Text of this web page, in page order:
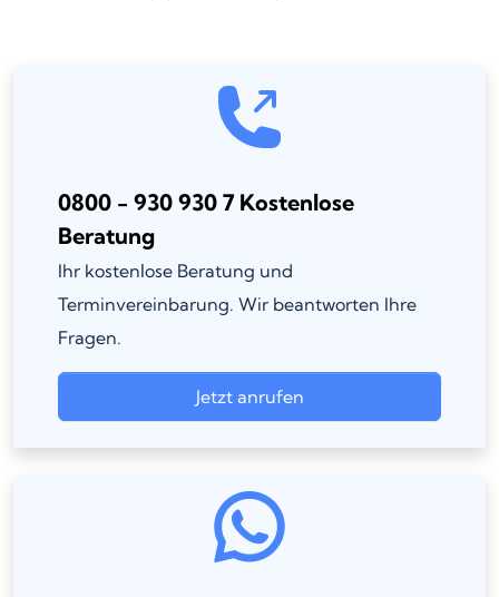
0800 - 930 930 7 Kostenlose
Beratung
Ihr kostenlose Beratung und
Terminvereinbarung. Wir beantworten Ihre
Fragen.
Jetzt anrufen